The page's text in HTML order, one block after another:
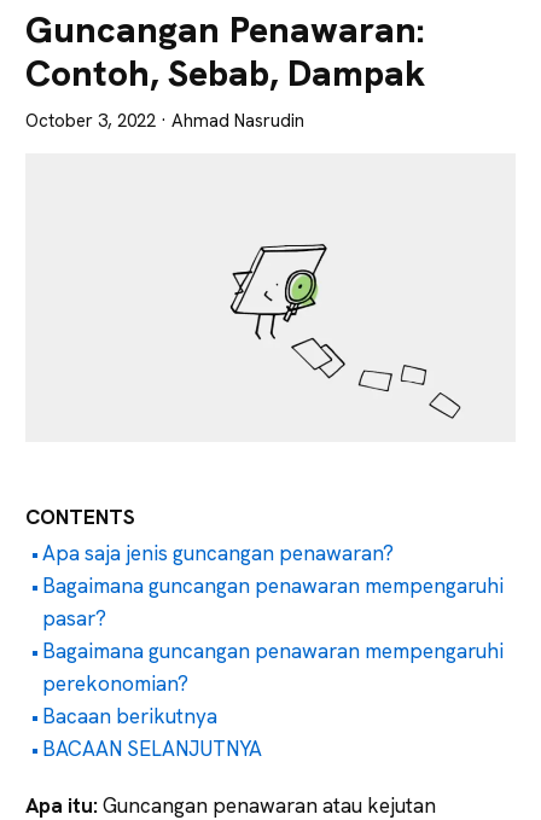
Tajam
Guncangan Penawaran:
Contoh, Sebab, Dampak
October 3, 2022 · Ahmad Nasrudin
CONTENTS
Apa saja jenis guncangan penawaran?
Bagaimana guncangan penawaran mempengaruhi
pasar?
Bagaimana guncangan penawaran mempengaruhi
perekonomian?
Bacaan berikutnya
BACAAN SELANJUTNYA
Apa itu:Guncangan penawaran atau kejutan